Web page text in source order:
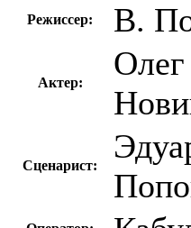
Режиссер: В.
Актер:
Сценарист: